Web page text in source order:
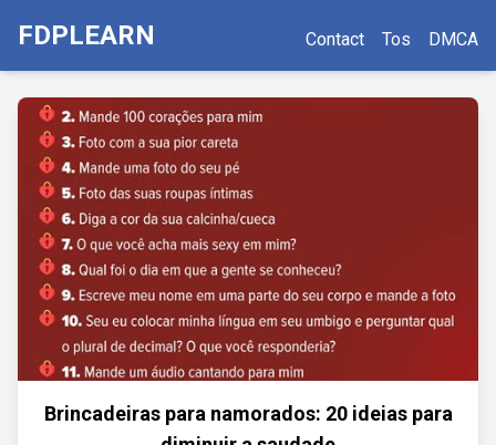
FDPLEARN Contact Tos DMCA
Brincadeiras para namorados: 20 ideias para